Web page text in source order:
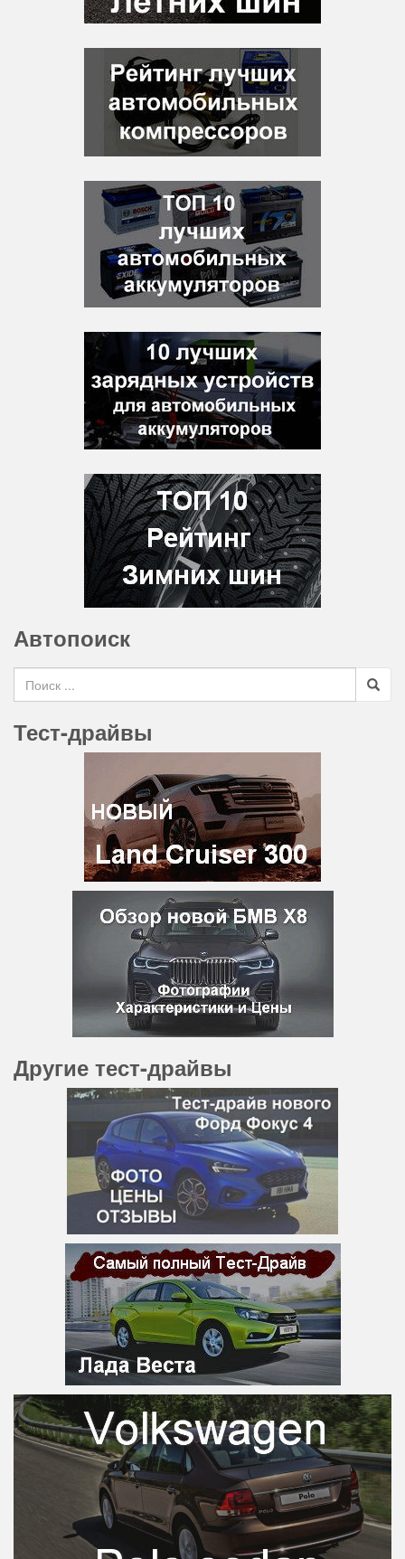
Автопоиск
Search for
Тест-драйвы
Другие тест-драйвы